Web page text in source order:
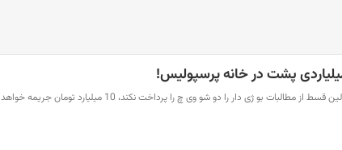
اگر پرسپولیس اولین قسط از مطالبات بو ژی دار را دو شو وی چ را پرداخت نکند، 10 میلیارد تومان جریمه خواهد